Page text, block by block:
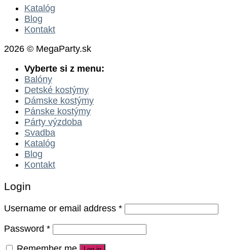
Katalóg
Blog
Kontakt
2026 © MegaParty.sk
Vyberte si z menu:
Balóny
Detské kostýmy
Dámske kostýmy
Pánske kostýmy
Párty výzdoba
Svadba
Katalóg
Blog
Kontakt
Login
Username or email address *
Password *